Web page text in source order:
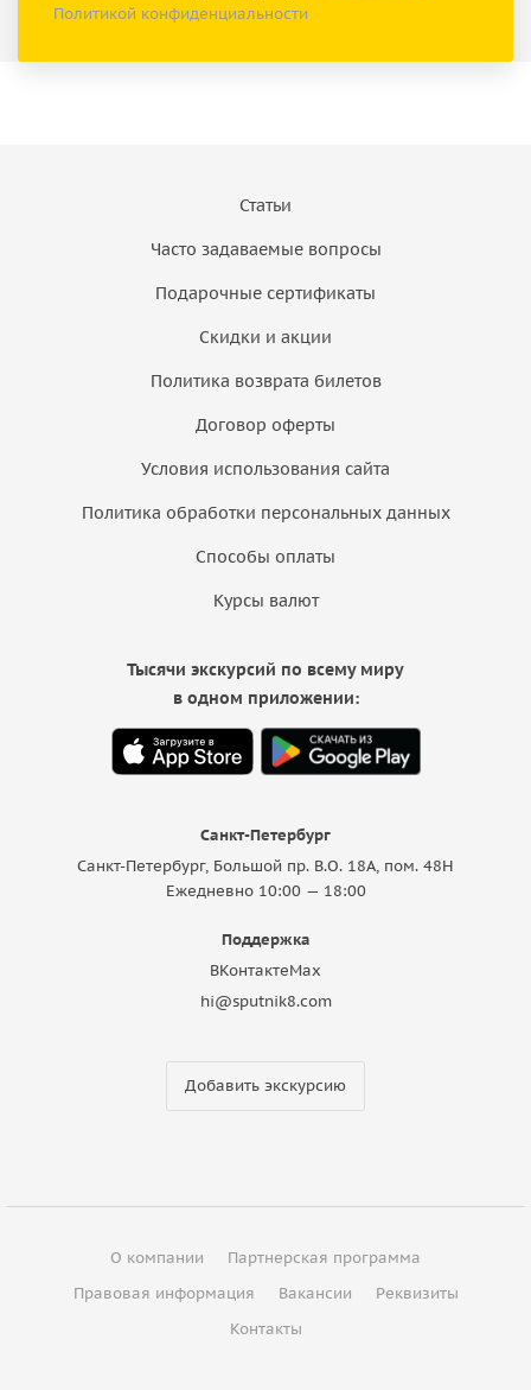
Политикой конфиденциальности
Статьи
Часто задаваемые вопросы
Подарочные сертификаты
Скидки и акции
Политика возврата билетов
Договор оферты
Условия использования сайта
Политика обработки персональных данных
Способы оплаты
Курсы валют
Санкт-Петербург
Санкт-Петербург, Большой пр. В.О. 18A, пом. 48Н
Ежедневно 10:00 — 18:00
Поддержка
ВКонтактеMax
hi@sputnik8.com
Добавить экскурсию
Тысячи экскурсий по всему миру
в одном приложении:
О компании
Партнерская программа
Правовая информация
Вакансии
Реквизиты
Контакты